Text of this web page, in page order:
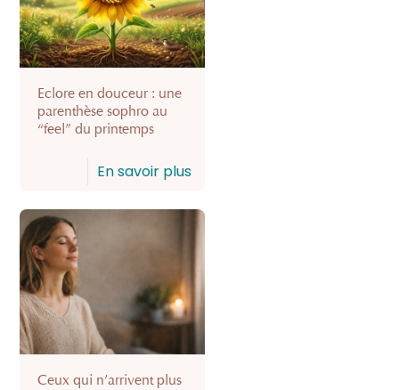
Eclore en douceur : une
parenthèse sophro au
“feel” du printemps
En savoir plus
Ceux qui n’arrivent plus